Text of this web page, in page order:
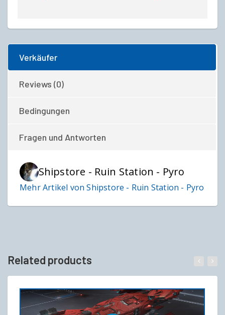
Verkäufer
Reviews (0)
Bedingungen
Fragen und Antworten
Shipstore - Ruin Station - Pyro
Mehr Artikel von Shipstore - Ruin Station - Pyro
Related products